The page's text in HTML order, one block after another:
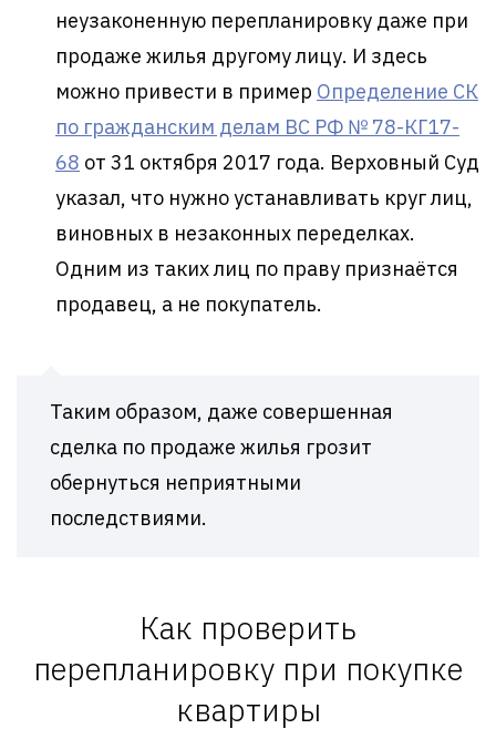
неузаконенную перепланировку даже при
продаже жилья другому лицу. И здесь
можно привести в пример Определение СК
по гражданским делам ВС РФ № 78-КГ17-
68 от 31 октября 2017 года. Верховный Суд
указал, что нужно устанавливать круг лиц,
виновных в незаконных переделках.
Одним из таких лиц по праву признаётся
продавец, а не покупатель.
Таким образом, даже совершенная
сделка по продаже жилья грозит
обернуться неприятными
последствиями.
Как проверить
перепланировку при покупке
квартиры